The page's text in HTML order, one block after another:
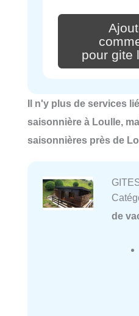
pour gite
Il n'y plus de services
saisonnière à Loulle,
saisonnières près de
de